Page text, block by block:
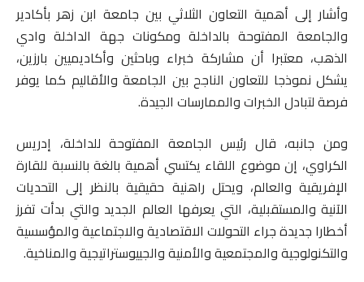
وأشار إلى أهمية التعاون الثلاثي بين جامعة ابن زهر بأكادير
والجامعة المفتوحة بالداخلة ومكونات جهة الداخلة وادي
الذهب، معتبرا أن مشاركة خبراء وباحثين وأكاديميين بارزين،
يشكل نموذجا للتعاون الناجح بين الجامعة والأقاليم كما يوفر
فرصة لتبادل الخبرات والممارسات الجيدة.
ومن جانبه، قال رئيس الجامعة المفتوحة للداخلة، إدريس
الكراوي، إن موضوع اللقاء يكتسي أهمية بالغة بالنسبة للقارة
الإفريقية والعالم، ويحتل راهنية حقيقية بالنظر إلى التحديات
الآنية والمستقبلية، التي يعرفها العالم الجديد والتي بدأت تفرز
أخطارا جديدة جراء التحولات الاقتصادية والاجتماعية والمؤسسية
والتكنولوجية والمجتمعية والأمنية والجييوستراتيجية والمناخية.